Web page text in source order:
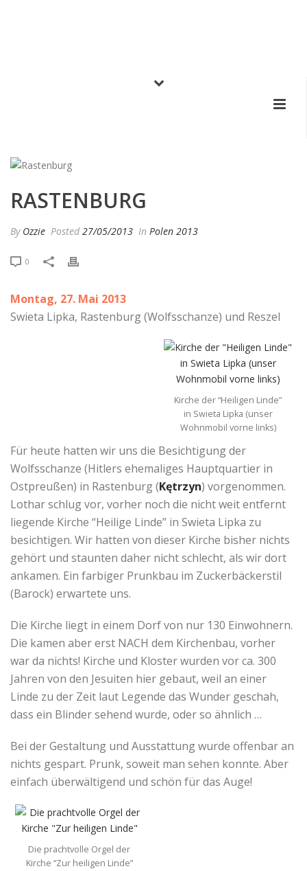
RASTENBURG
By Ozzie Posted 27/05/2013 In Polen 2013
0
Montag, 27. Mai 2013
Swieta Lipka, Rastenburg (Wolfsschanze) und Reszel
Kirche der “Heiligen Linde”
in Swieta Lipka (unser
Wohnmobil vorne links)
Für heute hatten wir uns die Besichtigung der
Wolfsschanze (Hitlers ehemaliges Hauptquartier in
Ostpreußen) in Rastenburg (Kętrzyn) vorgenommen.
Lothar schlug vor, vorher noch die nicht weit entfernt
liegende Kirche “Heilige Linde” in Swieta Lipka zu
besichtigen. Wir hatten von dieser Kirche bisher nichts
gehört und staunten daher nicht schlecht, als wir dort
ankamen. Ein farbiger Prunkbau im Zuckerbäckerstil
(Barock) erwartete uns.
Die Kirche liegt in einem Dorf von nur 130 Einwohnern.
Die kamen aber erst NACH dem Kirchenbau, vorher
war da nichts! Kirche und Kloster wurden vor ca. 300
Jahren von den Jesuiten hier gebaut, weil an einer
Linde zu der Zeit laut Legende das Wunder geschah,
dass ein Blinder sehend wurde, oder so ähnlich …
Bei der Gestaltung und Ausstattung wurde offenbar an
nichts gespart. Prunk, soweit man sehen konnte. Aber
einfach überwältigend und schön für das Auge!
Die prachtvolle Orgel der
Kirche “Zur heiligen Linde”